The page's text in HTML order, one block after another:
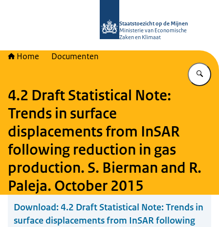
Staatstoezicht op de Mijnen
Ministerie van Economische
Zaken en Klimaat
Home Documenten
4.2 Draft Statistical Note:
Trends in surface
displacements from InSAR
following reduction in gas
production. S. Bierman and R.
Paleja. October 2015
Download: 4.2 Draft Statistical Note: Trends in
surface displacements from InSAR following